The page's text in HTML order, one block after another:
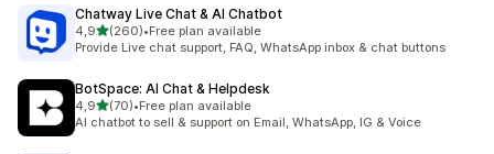
Chatway Live Chat & AI Chatbot
4,95 yıldız üzerinden
(260)
toplam 260 değerlendirme
•Free plan available
Provide Live chat support, FAQ, WhatsApp inbox & chat buttons
BotSpace: AI Chat & Helpdesk
4,95 yıldız üzerinden
(70)
toplam 70 değerlendirme
•Free plan available
AI chatbot to sell & support on Email, WhatsApp, IG & Voice